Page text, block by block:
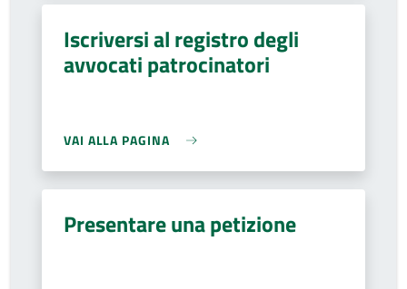
Iscriversi al registro degli
avvocati patrocinatori
VAI ALLA PAGINA
Presentare una petizione